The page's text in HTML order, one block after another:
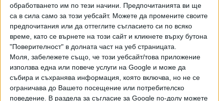
обработването им по тези начини. Предпочитанията ви ще
са в сила само за този уебсайт. Можете да промените своите
предпочитания или да оттеглите съгласието си по всяко
време, като се върнете на този сайт и кликнете върху бутона
"Поверителност" в долната част на уеб страницата.
Моля, забележете също, че този уебсайт/това приложение
използва една или повече услуги на Google и може да
събира и съхранява информация, която включва, но не се
ограничава до Вашето посещение или потребителско
поведение. В раздела за съгласие за Google по-долу можете
Предишните одобрени по схемата 60/40:
(15 април)
- Сдружение клуб по спортна акробатика и батут "Акро
Арт": брой лица - 3, изплатена сума - 853,02 лева;
- Спортен клуб по гимнастика "Велбъжд": брой лица - 4,